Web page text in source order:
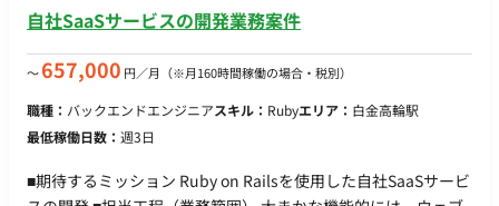
Aurora,Redis ・インフラ:Amazon Web Service ・その
など), sass,Sketch ■働き方 ・週5日 ・フルリモート ・(通年)毎月
ていて受け入れ体制も整備されております。弊社から稼働中のメ
ンバーからも働く環境について高く評価をいただいております ※
数でのチームを作り開発をしております。 ご参画後は受け入れチ
自社SaaSサービスの開発業務案件
〜657,000 円／月 （※月160時間稼働の場合・税別）
職種： バックエンドエンジニアスキル： Rubyエリア： 白金高輪駅
最低稼働日数： 週3日
■期待するミッション Ruby on Railsを使用した自社SaaSサービ